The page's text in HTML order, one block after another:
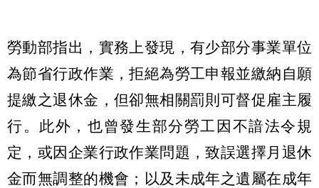
勞動部指出，實務上發現，有少部分事業單位
為節省行政作業，拒絕為勞工申報並繳納自願
提繳之退休金，但卻無相關罰則可督促雇主履
行。此外，也曾發生部分勞工因不諳法令規
定，或因企業行政作業問題，致誤選擇月退休
金而無調整的機會；以及未成年之遺屬在成年